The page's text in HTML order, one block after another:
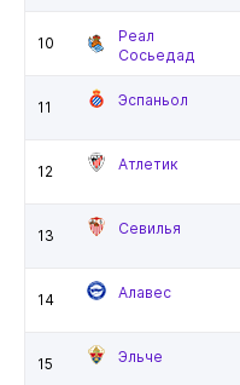
10
Реал
Сосьедад
11 Эспаньол
12 Атлетик
13 Севилья
14 Алавес
15 Эльче